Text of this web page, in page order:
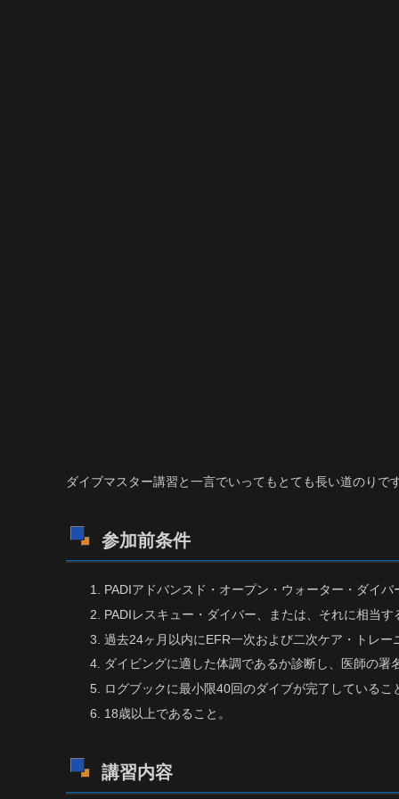
ダイブマスター講習と一言でいってもとても長い道のり
参加前条件
PADIアドバンスド・オープン・ウォーター・ダイ
PADIレスキュー・ダイバー、または、それに相当
過去24ヶ月以内にEFR一次および二次ケア・トレ
ダイビングに適した体調であるか診断し、医師の
ログブックに最小限40回のダイブが完了しているこ
18歳以上であること。
講習内容